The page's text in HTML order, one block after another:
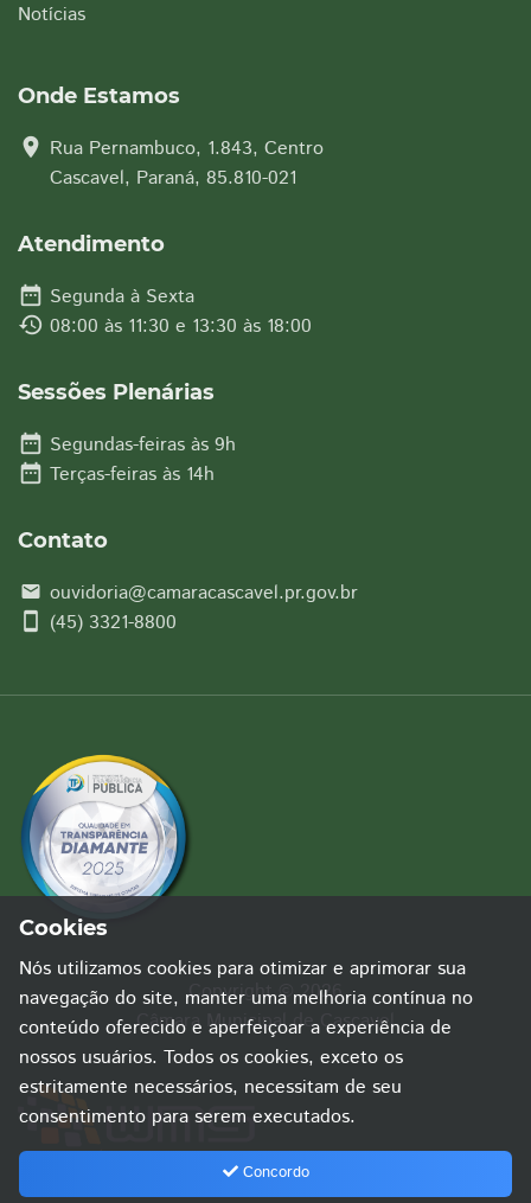
Notícias
Onde Estamos
location_on Rua Pernambuco, 1.843, Centro
Cascavel, Paraná, 85.810-021
Atendimento
date_range Segunda à Sexta
history 08:00 às 11:30 e 13:30 às 18:00
Sessões Plenárias
date_range Segundas-feiras às 9h
date_range Terças-feiras às 14h
Contato
email ouvidoria@camaracascavel.pr.gov.br
smartphone (45) 3321-8800
Copyright © 2026
Câmara Municipal de Cascavel
Cookies
Nós utilizamos cookies para otimizar e aprimorar sua
navegação do site, manter uma melhoria contínua no
conteúdo oferecido e aperfeiçoar a experiência de
nossos usuários. Todos os cookies, exceto os
estritamente necessários, necessitam de seu
consentimento para serem executados.
Concordo